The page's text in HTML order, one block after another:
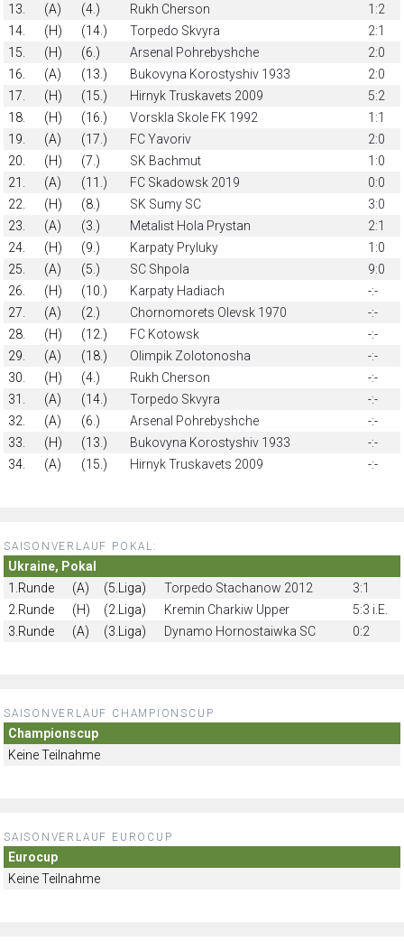
13.
(A) (4.) Rukh Cherson
1:2
14.
(H) (14.) Torpedo Skvyra
2:1
15.
(H) (6.) Arsenal Pohrebyshche
2:0
16.
(A) (13.) Bukovyna Korostyshiv 1933
2:0
17.
(H) (15.) Hirnyk Truskavets 2009
5:2
18.
(H) (16.) Vorskla Skole FK 1992
1:1
19.
(A) (17.) FC Yavoriv
2:0
20.
(H) (7.) SK Bachmut
1:0
21.
(A) (11.) FC Skadowsk 2019
0:0
22.
(H) (8.) SK Sumy SC
3:0
23.
(A) (3.) Metalist Hola Prystan
2:1
24.
(H) (9.) Karpaty Pryluky
1:0
25.
(A) (5.) SC Shpola
9:0
26.
(H) (10.) Karpaty Hadiach
-:-
27.
(A) (2.) Chornomorets Olevsk 1970
-:-
28.
(H) (12.) FC Kotowsk
-:-
29.
(A) (18.) Olimpik Zolotonosha
-:-
30.
(H) (4.) Rukh Cherson
-:-
31.
(A) (14.) Torpedo Skvyra
-:-
32.
(A) (6.) Arsenal Pohrebyshche
-:-
33.
(H) (13.) Bukovyna Korostyshiv 1933
-:-
34.
(A) (15.) Hirnyk Truskavets 2009 -:-
SAISONVERLAUF POKAL:
Ukraine, Pokal
1.Runde
(A) (5.Liga) Torpedo Stachanow 2012
3:1
2.Runde
(H) (2.Liga) Kremin Charkiw Upper
5:3 i.E.
3.Runde
(A) (3.Liga) Dynamo Hornostaiwka SC 0:2
SAISONVERLAUF CHAMPIONSCUP
Championscup
Keine Teilnahme
SAISONVERLAUF EUROCUP
Eurocup
Keine Teilnahme